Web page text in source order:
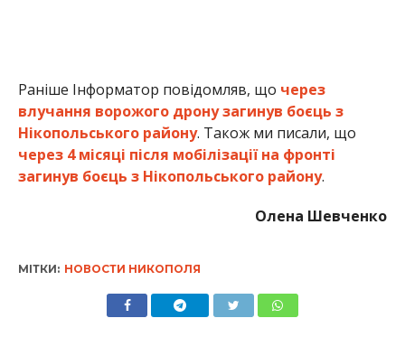
Раніше Інформатор повідомляв, що через
влучання ворожого дрону загинув боєць з
Нікопольського району. Також ми писали, що
через 4 місяці після мобілізації на фронті
загинув боєць з Нікопольського району.
Олена Шевченко
МІТКИ: НОВОСТИ НИКОПОЛЯ